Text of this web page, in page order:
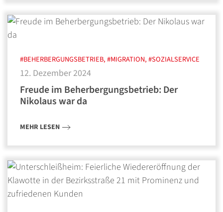
#BEHERBERGUNGSBETRIEB, #MIGRATION, #SOZIALSERVICE
12. Dezember 2024
Freude im Beherbergungsbetrieb: Der
Nikolaus war da
MEHR LESEN